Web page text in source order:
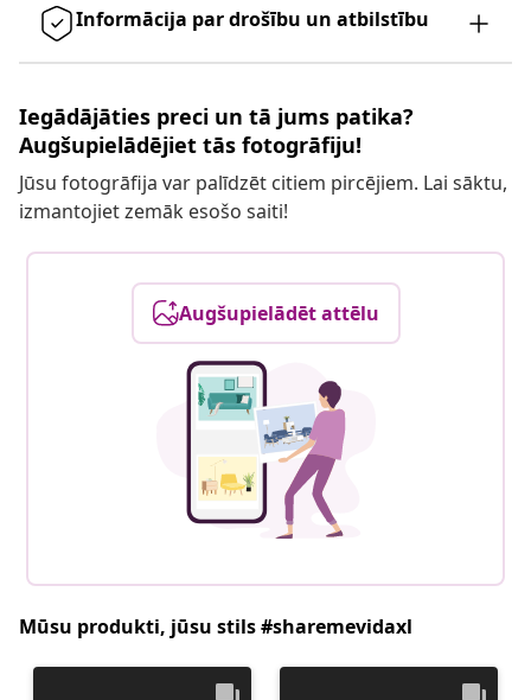
Informācija par drošību un atbilstību
Iegādājāties preci un tā jums patika?
Augšupielādējiet tās fotogrāfiju!
Jūsu fotogrāfija var palīdzēt citiem pircējiem. Lai sāktu,
izmantojiet zemāk esošo saiti!
Augšupielādēt attēlu
Mūsu produkti, jūsu stils #sharemevidaxl